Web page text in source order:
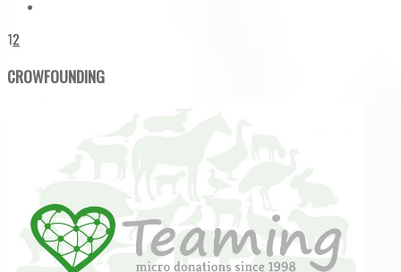
12
CROWFOUNDING